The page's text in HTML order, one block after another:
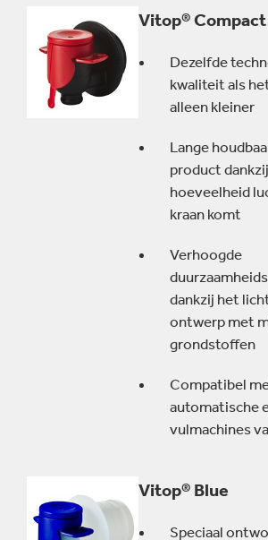
Vitop® Compact
Dezelfde
kwaliteit als
alleen kleiner
Lange
product
hoeveelheid
kraan komt
Verhoogde
dankzij het
ontwerp met
grondstoffen
Compatibel
automatische
vulmachines
Vitop® Blue
Speciaal